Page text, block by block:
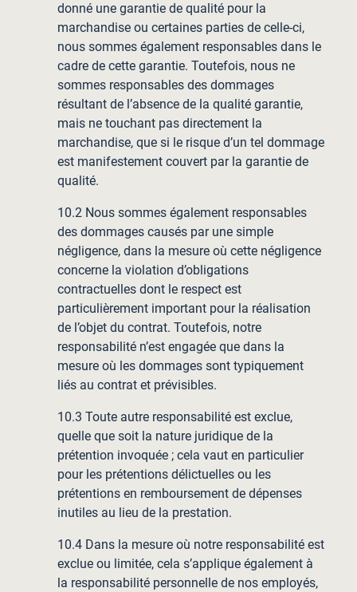
donné une garantie de qualité pour la
marchandise ou certaines parties de celle-ci,
nous sommes également responsables dans le
cadre de cette garantie. Toutefois, nous ne
sommes responsables des dommages
résultant de l’absence de la qualité garantie,
mais ne touchant pas directement la
marchandise, que si le risque d’un tel dommage
est manifestement couvert par la garantie de
qualité.
10.2 Nous sommes également responsables
des dommages causés par une simple
négligence, dans la mesure où cette négligence
concerne la violation d’obligations
contractuelles dont le respect est
particulièrement important pour la réalisation
de l’objet du contrat. Toutefois, notre
responsabilité n’est engagée que dans la
mesure où les dommages sont typiquement
liés au contrat et prévisibles.
10.3 Toute autre responsabilité est exclue,
quelle que soit la nature juridique de la
prétention invoquée ; cela vaut en particulier
pour les prétentions délictuelles ou les
prétentions en remboursement de dépenses
inutiles au lieu de la prestation.
10.4 Dans la mesure où notre responsabilité est
exclue ou limitée, cela s’applique également à
la responsabilité personnelle de nos employés,